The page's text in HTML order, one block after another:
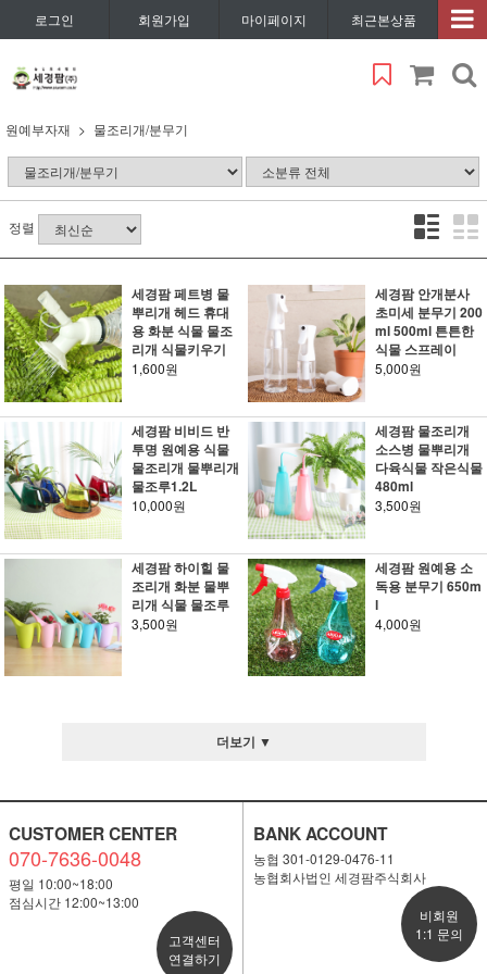
로그인 회원가입 마이페이지 최근본상품
원예부자재 물조리개/분무기
정렬
세경팜 페트병 물
뿌리개 헤드 휴대
용 화분 식물 물조
리개 식물키우기
1,600원
세경팜 안개분사
초미세 분무기 200
ml 500ml 튼튼한
식물 스프레이
5,000원
세경팜 비비드 반
투명 원예용 식물
물조리개 물뿌리개
물조루1.2L
10,000원
세경팜 물조리개
소스병 물뿌리개
다육식물 작은식물
480ml
3,500원
세경팜 하이힐 물
조리개 화분 물뿌
리개 식물 물조루
3,500원
세경팜 원예용 소
독용 분무기 650m
l
4,000원
더보기 ▼
CUSTOMER CENTER
070-7636-0048
평일 10:00~18:00
점심시간 12:00~13:00
고객센터
연결하기
BANK ACCOUNT
농협 301-0129-0476-11
농협회사법인 세경팜주식회사
비회원
1:1 문의